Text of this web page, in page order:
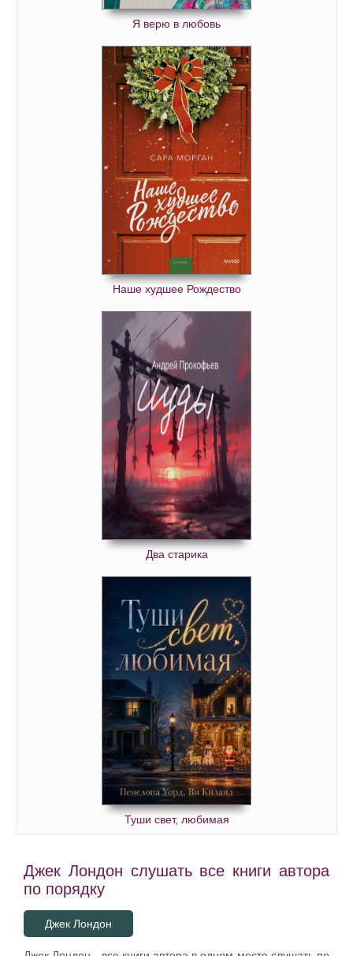
Я верю в любовь
Наше худшее Рождество
Два старика
Туши свет, любимая
Джек Лондон слушать все книги автора
по порядку
Джек Лондон